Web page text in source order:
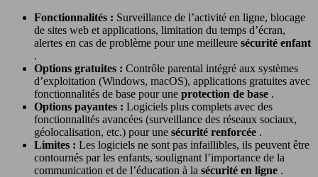
Fonctionnalités : Surveillance de l’activité en ligne, blocage
de sites web et applications, limitation du temps d’écran,
alertes en cas de problème pour une meilleure sécurité enfant
.
Options gratuites : Contrôle parental intégré aux systèmes
d’exploitation (Windows, macOS), applications gratuites avec
fonctionnalités de base pour une protection de base .
Options payantes : Logiciels plus complets avec des
fonctionnalités avancées (surveillance des réseaux sociaux,
géolocalisation, etc.) pour une sécurité renforcée .
Limites : Les logiciels ne sont pas infaillibles, ils peuvent être
contournés par les enfants, soulignant l’importance de la
communication et de l’éducation à la sécurité en ligne .